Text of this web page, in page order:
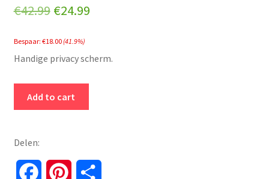
€42.99 Original
was:
€24.99Current
is:
Bespaar: €18.00(41.9%)
Handige privacy scherm.
Privacyscherm
-
-
Add to cart
Delen: